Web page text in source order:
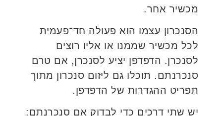
מכשיר אחר.
הסנכרון עצמו הוא פעולה חד־פעמית
לכל מכשיר שממנו או אליו רוצים
לסנכרן. הדפדפן יציע לסנכרן, אם טרם
סנכרנתם. תוכלו גם ליזום סנכרון מתוך
תפריט ההגדרות של הדפדפן.
יש שתי דרכים כדי לבדוק אם סנכרנתם: